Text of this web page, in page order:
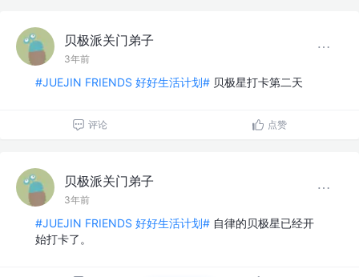
贝极派关门弟子
3年前
#JUEJIN FRIENDS 好好生活计划# 贝极星打卡第二天
评论 点赞
贝极派关门弟子
3年前
#JUEJIN FRIENDS 好好生活计划# 自律的贝极星已经开
始打卡了。